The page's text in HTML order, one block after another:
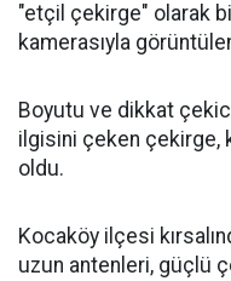
"etçil çekirge" olarak
kamerasıyla
Boyutu ve dikkat
ilgisini çeken çekirge,
oldu.
Kocaköy ilçesi
uzun antenleri, güçlü